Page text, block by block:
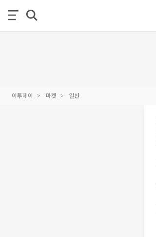
이투데이 마켓 일반